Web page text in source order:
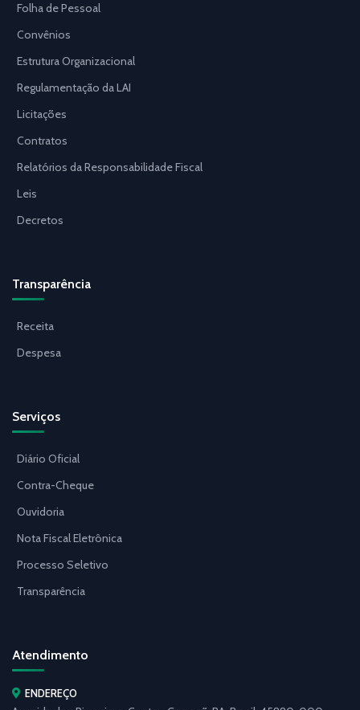
Folha de Pessoal
Convênios
Estrutura Organizacional
Regulamentação da LAI
Licitações
Contratos
Relatórios da Responsabilidade Fiscal
Leis
Decretos
Transparência
Receita
Despesa
Serviços
Diário Oficial
Contra-Cheque
Ouvidoria
Nota Fiscal Eletrônica
Processo Seletivo
Transparência
Atendimento
ENDEREÇO